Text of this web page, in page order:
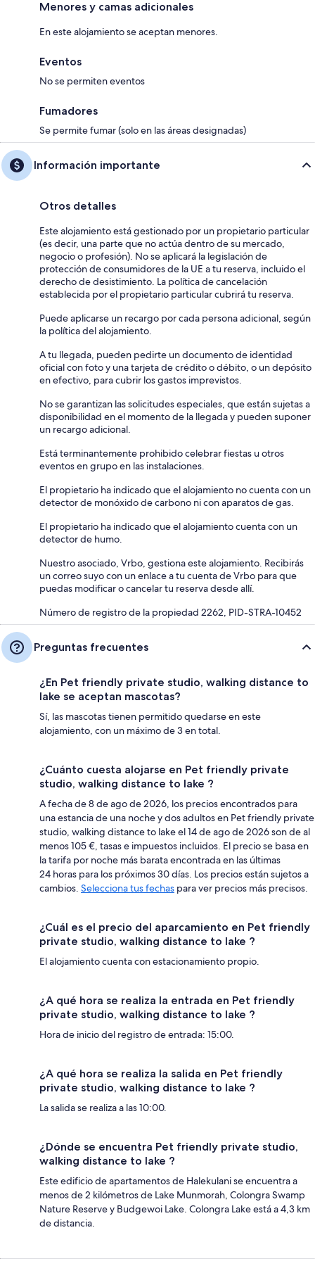
Menores y camas adicionales
En este alojamiento se aceptan menores.
Eventos
No se permiten eventos
Fumadores
Se permite fumar (solo en las áreas designadas)
Información importante
Otros detalles
Este alojamiento está gestionado por un propietario particular
(es decir, una parte que no actúa dentro de su mercado,
negocio o profesión). No se aplicará la legislación de
protección de consumidores de la UE a tu reserva, incluido el
derecho de desistimiento. La política de cancelación
establecida por el propietario particular cubrirá tu reserva.
Puede aplicarse un recargo por cada persona adicional, según
la política del alojamiento.
A tu llegada, pueden pedirte un documento de identidad
oficial con foto y una tarjeta de crédito o débito, o un depósito
en efectivo, para cubrir los gastos imprevistos.
No se garantizan las solicitudes especiales, que están sujetas a
disponibilidad en el momento de la llegada y pueden suponer
un recargo adicional.
Está terminantemente prohibido celebrar fiestas u otros
eventos en grupo en las instalaciones.
El propietario ha indicado que el alojamiento no cuenta con un
detector de monóxido de carbono ni con aparatos de gas.
El propietario ha indicado que el alojamiento cuenta con un
detector de humo.
Nuestro asociado, Vrbo, gestiona este alojamiento. Recibirás
un correo suyo con un enlace a tu cuenta de Vrbo para que
puedas modificar o cancelar tu reserva desde allí.
Número de registro de la propiedad 2262, PID-STRA-10452
Preguntas frecuentes
¿En Pet friendly private studio, walking distance to
lake se aceptan mascotas?
Sí, las mascotas tienen permitido quedarse en este
alojamiento, con un máximo de 3 en total.
¿Cuánto cuesta alojarse en Pet friendly private
studio, walking distance to lake ?
A fecha de 8 de ago de 2026, los precios encontrados para
una estancia de una noche y dos adultos en Pet friendly private
studio, walking distance to lake el 14 de ago de 2026 son de al
menos 105 €, tasas e impuestos incluidos. El precio se basa en
la tarifa por noche más barata encontrada en las últimas
24 horas para los próximos 30 días. Los precios están sujetos a
cambios. Selecciona tus fechas para ver precios más precisos.
¿Cuál es el precio del aparcamiento en Pet friendly
private studio, walking distance to lake ?
El alojamiento cuenta con estacionamiento propio.
¿A qué hora se realiza la entrada en Pet friendly
private studio, walking distance to lake ?
Hora de inicio del registro de entrada: 15:00.
¿A qué hora se realiza la salida en Pet friendly
private studio, walking distance to lake ?
La salida se realiza a las 10:00.
¿Dónde se encuentra Pet friendly private studio,
walking distance to lake ?
Este edificio de apartamentos de Halekulani se encuentra a
menos de 2 kilómetros de Lake Munmorah, Colongra Swamp
Nature Reserve y Budgewoi Lake. Colongra Lake está a 4,3 km
de distancia.